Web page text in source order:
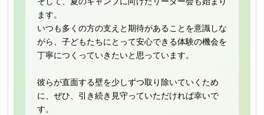
ます。
いつも多くの方の支えと期待があることを意識しな
がら、子どもたちにとって安心できる体験の機会を
丁寧につくっていきたいと思っています。
彼らが直面する壁を少しずつ取り除いていくため
に、ぜひ、引き続き見守っていただければ幸いで
す。